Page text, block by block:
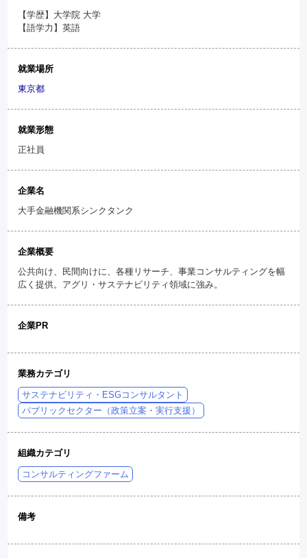
【学歴】大学院 大学
【語学力】英語
就業場所
東京都
就業形態
正社員
企業名
大手金融機関系シンクタンク
企業概要
公共向け、民間向けに、各種リサーチ、事業コンサルティングを幅
広く提供。アグリ・サステナビリティ領域に強み。
企業PR
業務カテゴリ
サステナビリティ・ESGコンサルタント
パブリックセクター（政策立案・実行支援）
組織カテゴリ
コンサルティングファーム
備考